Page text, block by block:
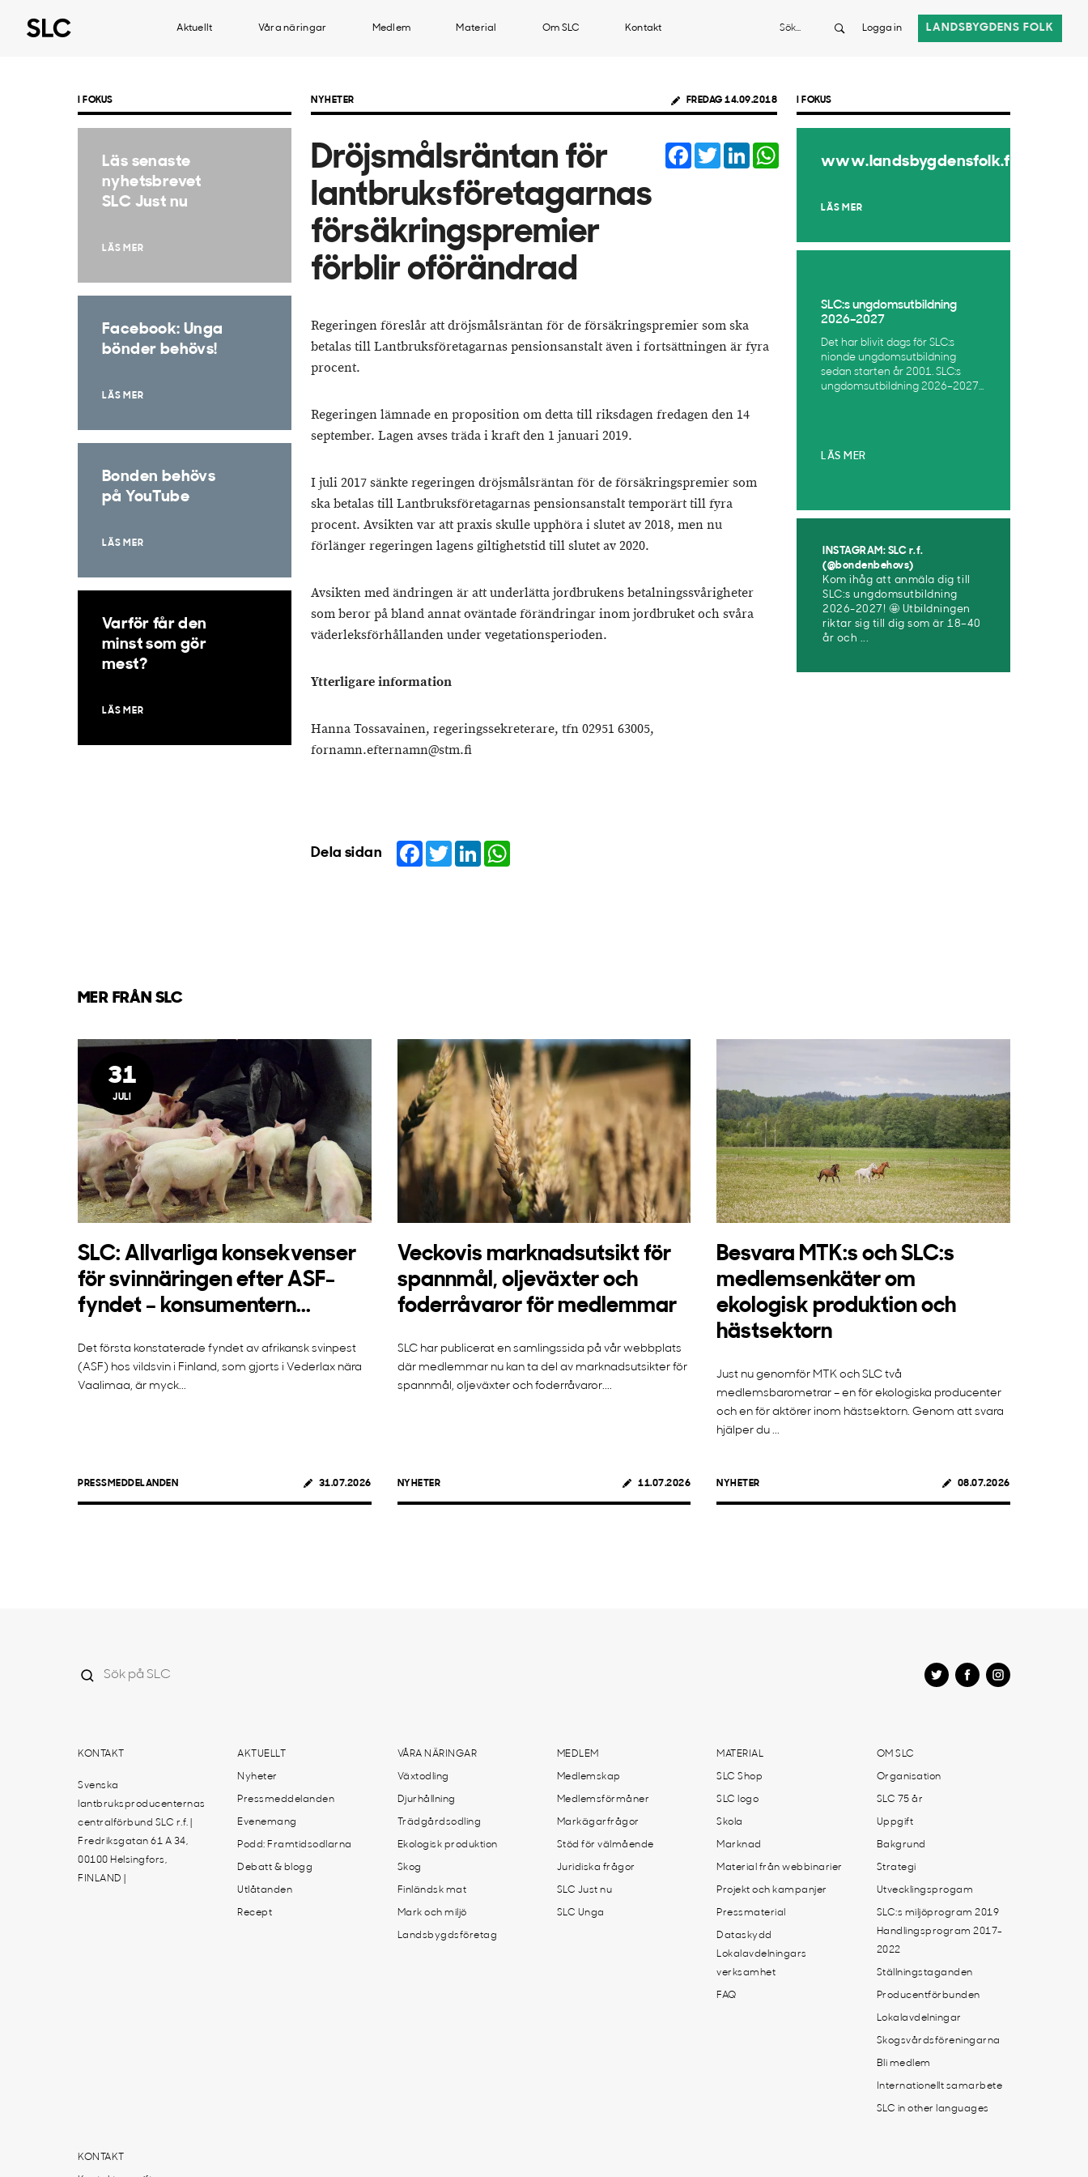
Aktuellt Våra näringar Medlem Material Om SLC Kontakt Sök Logga in LANDSBYGDENS FOLK
NYHETER FREDAG 14.09.2018
Dröjsmålsräntan för
lantbruksföretagarnas
försäkringspremier
förblir oförändrad
Facebook
TwitterLinkedIn
Regeringen föreslår att dröjsmålsräntan för de försäkringspremier som ska
betalas till Lantbruksföretagarnas pensionsanstalt även i fortsättningen är fyra
procent.
Regeringen lämnade en proposition om detta till riksdagen fredagen den 14
september. Lagen avses träda i kraft den 1 januari 2019.
I juli 2017 sänkte regeringen dröjsmålsräntan för de försäkringspremier som
ska betalas till Lantbruksföretagarnas pensionsanstalt temporärt till fyra
procent. Avsikten var att praxis skulle upphöra i slutet av 2018, men nu
förlänger regeringen lagens giltighetstid till slutet av 2020.
Avsikten med ändringen är att underlätta jordbrukens betalningssvårigheter
som beror på bland annat oväntade förändringar inom jordbruket och svåra
väderleksförhållanden under vegetationsperioden.
Ytterligare information
Hanna Tossavainen, regeringssekreterare, tfn 02951 63005,
fornamn.efternamn@stm.fi
Dela sidan Facebook
TwitterLinkedIn
I FOKUS
Läs senaste
nyhetsbrevet
SLC Just nu
LÄS MER
Facebook: Unga
bönder behövs!
LÄS MER
Bonden behövs
på YouTube
LÄS MER
Varför får den
minst som gör
mest?
LÄS MER
I FOKUS
www.landsbygdensfolk.fi
LÄS MER
SLC:s ungdomsutbildning
2026–2027
Det har blivit dags för SLC:s
nionde ungdomsutbildning
sedan starten år 2001. SLC:s
ungdomsutbildning 2026–2027...
LÄS MER
INSTAGRAM: SLC r.f.
(@bondenbehovs)
Kom ihåg att anmäla dig till
SLC:s ungdomsutbildning
2026-2027! 🤩 Utbildningen
riktar sig till dig som är 18–40
år och ...
MER FRÅN SLC
31
JULI
SLC: Allvarliga konsekvenser
för svinnäringen efter ASF-
fyndet – konsumentern...
Det första konstaterade fyndet av afrikansk svinpest
(ASF) hos vildsvin i Finland, som gjorts i Vederlax nära
Vaalimaa, är myck...
PRESSMEDDELANDEN 31.07.2026
Veckovis marknadsutsikt för
spannmål, oljeväxter och
foderråvaror för medlemmar
SLC har publicerat en samlingssida på vår webbplats
där medlemmar nu kan ta del av marknadsutsikter för
spannmål, oljeväxter och foderråvaror....
NYHETER 11.07.2026
Besvara MTK:s och SLC:s
medlemsenkäter om
ekologisk produktion och
hästsektorn
Just nu genomför MTK och SLC två
medlemsbarometrar – en för ekologiska producenter
och en för aktörer inom hästsektorn. Genom att svara
hjälper du ...
NYHETER 08.07.2026
KONTAKT
Svenska
lantbruksproducenternas
centralförbund SLC r.f. |
Fredriksgatan 61 A 34,
00100 Helsingfors,
FINLAND |
AKTUELLT
Nyheter
Pressmeddelanden
Evenemang
Podd: Framtidsodlarna
Debatt & blogg
Utlåtanden
Recept
VÅRA NÄRINGAR
Växtodling
Djurhållning
Trädgårdsodling
Ekologisk produktion
Skog
Finländsk mat
Mark och miljö
Landsbygdsföretag
MEDLEM
Medlemskap
Medlemsförmåner
Markägarfrågor
Stöd för välmående
Juridiska frågor
SLC Just nu
SLC Unga
MATERIAL
SLC Shop
SLC logo
Skola
Marknad
Material från webbinarier
Projekt och kampanjer
Pressmaterial
Dataskydd
Lokalavdelningars
verksamhet
FAQ
OM SLC
Organisation
SLC 75 år
Uppgift
Bakgrund
Strategi
Utvecklingsprogam
SLC:s miljöprogram 2019
Handlingsprogram 2017-
2022
Ställningstaganden
Producentförbunden
Lokalavdelningar
Skogsvårdsföreningarna
Bli medlem
Internationellt samarbete
SLC in other languages
KONTAKT